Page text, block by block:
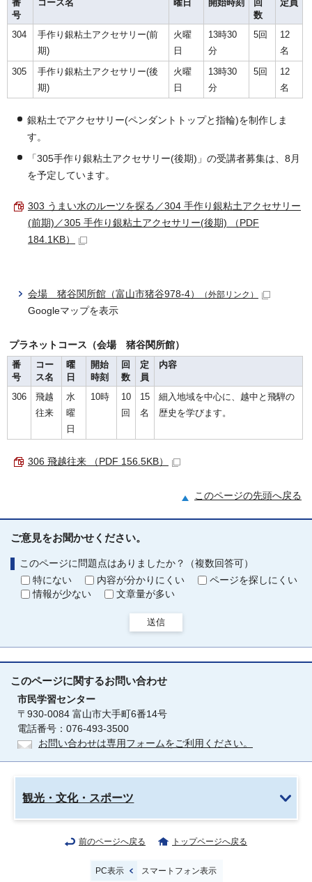
番
号
コース名 曜日 開始時刻
回
数
定員
304
手作り銀粘土アクセサリー(前
期)
火曜
日
13時30
分
5回
12
名
305
手作り銀粘土アクセサリー(後
期)
火曜
日
13時30
分
5回
12
名
銀粘土でアクセサリー(ペンダントトップと指輪)を制作しま
す。
「305手作り銀粘土アクセサリー(後期)」の受講者募集は、8月
を予定しています。
303 うまい水のルーツを探る／304 手作り銀粘土アクセサリー
(前期)／305 手作り銀粘土アクセサリー(後期) （PDF
184.1KB）
会場 猪谷関所館（富山市猪谷978-4） （外部リンク）
Googleマップを表示
プラネットコース（会場 猪谷関所館）
番
号
コー
ス名
曜
日
開始
時刻
回
数
定
員
内容
306
飛越
往来
水
曜
日
10時
10
回
15
名
細入地域を中心に、越中と飛騨の
歴史を学びます。
306 飛越往来 （PDF 156.5KB）
このページの先頭へ戻る
ご意見をお聞かせください。
このページに問題点はありましたか？（複数回答可）
特にない
内容が分かりにくい
ページを探しにくい
情報が少ない
文章量が多い
送信
このページに関するお問い合わせ
市民学習センター
〒930-0084 富山市大手町6番14号
電話番号：076-493-3500
お問い合わせは専用フォームをご利用ください。
観光・文化・スポーツ
前のページへ戻る トップページへ戻る
PC表示 スマートフォン表示